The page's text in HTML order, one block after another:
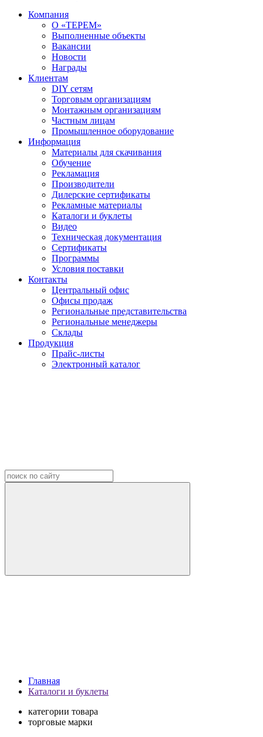
Компания
О «ТЕРЕМ»
Выполненные объекты
Вакансии
Новости
Награды
Клиентам
DIY сетям
Торговым организациям
Монтажным организациям
Частным лицам
Промышленное оборудование
Информация
Материалы для скачивания
Обучение
Рекламация
Производители
Дилерские сертификаты
Рекламные материалы
Каталоги и буклеты
Видео
Техническая документация
Сертификаты
Программы
Условия поставки
Контакты
Центральный офис
Офисы продаж
Региональные представительства
Региональные менеджеры
Склады
Продукция
Прайс-листы
Электронный каталог
Главная
Каталоги и буклеты
категории товара
торговые марки